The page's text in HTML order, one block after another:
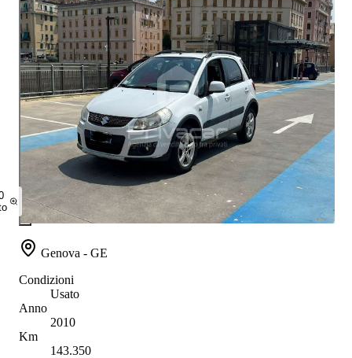
Genova - GE
Condizioni
Usato
Anno
2010
Km
143.350